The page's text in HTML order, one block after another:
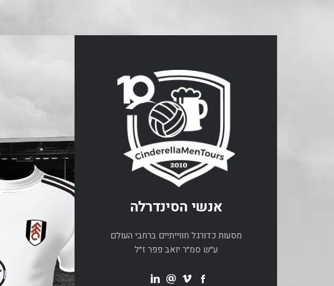
אנשי הסינדרלה
מסעות כדורגל חווייתיים ברחבי העולם
ע״ש סמ״ר יואב פפר ז״ל